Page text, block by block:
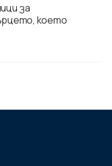
за
което